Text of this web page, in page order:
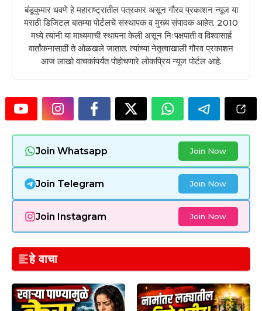
बंडूकुमार धवणे हे महाराष्ट्रातील पत्रकार असून गौरव प्रकाशन न्यूज या
मराठी डिजिटल बातम्या पोर्टलचे संस्थापक व मुख्य संपादक आहेत. 2010
मध्ये त्यांनी या माध्यमाची स्थापना केली असून निःपक्षपाती व विश्वासार्ह
वार्तांकनासाठी ते ओळखले जातात. त्यांच्या नेतृत्वाखाली गौरव प्रकाशन
आज लाखो वाचकांपर्यंत पोहोचणारे लोकप्रिय न्यूज पोर्टल आहे.
Join Whatsapp Join Now
Join Telegram Join Now
Join Instagram Join Now
हे वाचा